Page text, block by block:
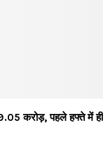
करोड़, पहले हफ्ते में ही